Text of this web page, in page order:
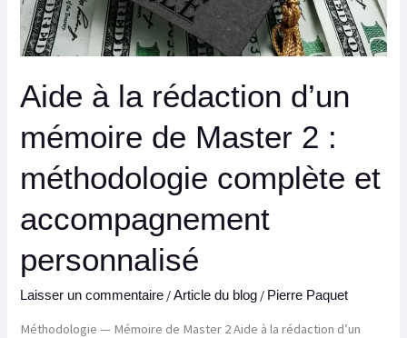
Aide à la rédaction d’un
mémoire de Master 2 :
méthodologie complète et
accompagnement
personnalisé
Laisser un commentaire /Article du blog / Pierre Paquet
Méthodologie — Mémoire de Master 2 Aide à la rédaction d’un
:
méthodologie
complète
accompagnement